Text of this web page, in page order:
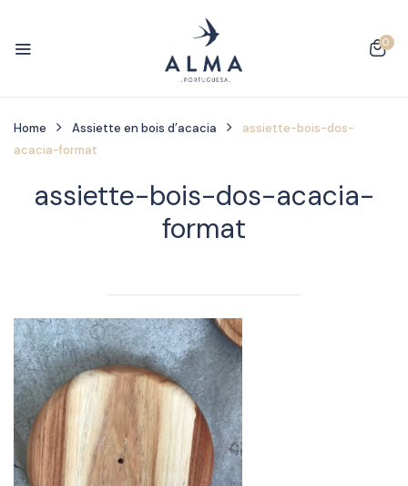
0
Home Assiette en bois d’acacia
assiette-bois-dos-
acacia-format
assiette-bois-dos-acacia-
format